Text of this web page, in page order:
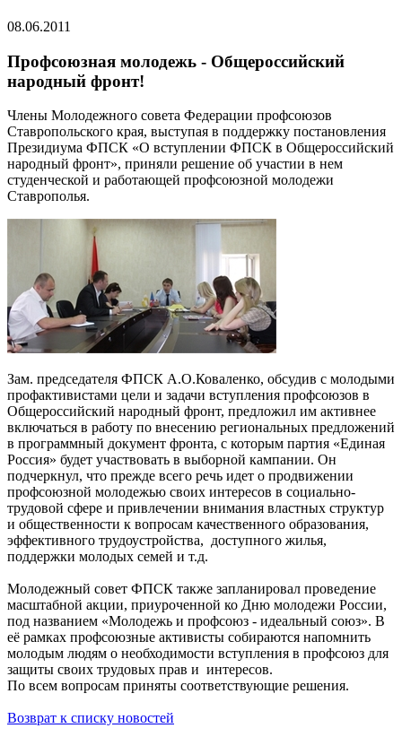
08.06.2011
Профсоюзная молодежь - Общероссийский
народный фронт!
Члены Молодежного совета Федерации профсоюзов
Ставропольского края, выступая в поддержку постановления
Президиума ФПСК «О вступлении ФПСК в Общероссийский
народный фронт», приняли решение об участии в нем
студенческой и работающей профсоюзной молодежи
Ставрополья.
Зам. председателя ФПСК А.О.Коваленко, обсудив с молодыми
профактивистами цели и задачи вступления профсоюзов в
Общероссийский народный фронт, предложил им активнее
включаться в работу по внесению региональных предложений
в программный документ фронта, с которым партия «Единая
Россия» будет участвовать в выборной кампании. Он
подчеркнул, что прежде всего речь идет о продвижении
профсоюзной молодежью своих интересов в социально-
трудовой сфере и привлечении внимания властных структур
и общественности к вопросам качественного образования,
эффективного трудоустройства, доступного жилья,
поддержки молодых семей и т.д.
Молодежный совет ФПСК также запланировал проведение
масштабной акции, приуроченной ко Дню молодежи России,
под названием «Молодежь и профсоюз - идеальный союз». В
её рамках профсоюзные активисты собираются напомнить
молодым людям о необходимости вступления в профсоюз для
защиты своих трудовых прав и интересов.
По всем вопросам приняты соответствующие решения.
Возврат к списку новостей